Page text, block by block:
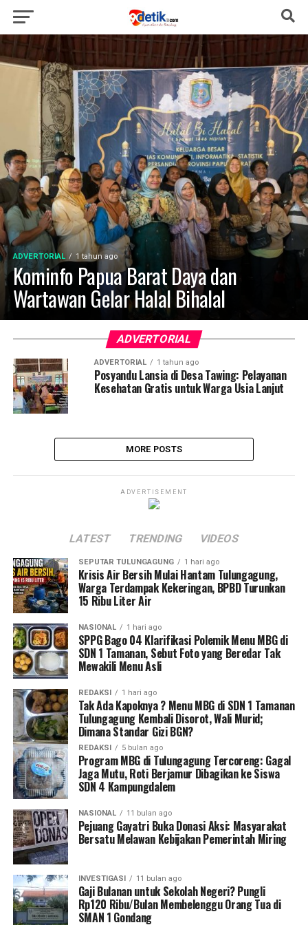
ADVERTORIAL 1 tahun ago
Kominfo Papua Barat Daya dan
Wartawan Gelar Halal Bihalal
ADVERTORIAL
ADVERTORIAL 1 tahun ago
Posyandu Lansia di Desa Tawing: Pelayanan
Kesehatan Gratis untuk Warga Usia Lanjut
MORE POSTS
ADVERTISEMENT
LATEST TRENDING VIDEOS
SEPUTAR TULUNGAGUNG 1 hari ago
Krisis Air Bersih Mulai Hantam Tulungagung,
Warga Terdampak Kekeringan, BPBD Turunkan
15 Ribu Liter Air
NASIONAL 1 hari ago
SPPG Bago 04 Klarifikasi Polemik Menu MBG di
SDN 1 Tamanan, Sebut Foto yang Beredar Tak
Mewakili Menu Asli
REDAKSI 1 hari ago
Tak Ada Kapoknya ? Menu MBG di SDN 1 Tamanan
Tulungagung Kembali Disorot, Wali Murid;
Dimana Standar Gizi BGN?
REDAKSI 5 bulan ago
Program MBG di Tulungagung Tercoreng: Gagal
Jaga Mutu, Roti Berjamur Dibagikan ke Siswa
SDN 4 Kampungdalem
NASIONAL 11 bulan ago
Pejuang Gayatri Buka Donasi Aksi: Masyarakat
Bersatu Melawan Kebijakan Pemerintah Miring
INVESTIGASI 11 bulan ago
Gaji Bulanan untuk Sekolah Negeri? Pungli
Rp120 Ribu/Bulan Membelenggu Orang Tua di
SMAN 1 Gondang